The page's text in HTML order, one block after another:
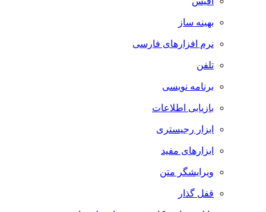
بهینه ساز
نرم افزارهای فارسی
تلفن
برنامه نویسی
بازیابی اطلاعات
ابزار رجیستری
ابزارهای مفید
ویرایشگر متن
قفل گذار